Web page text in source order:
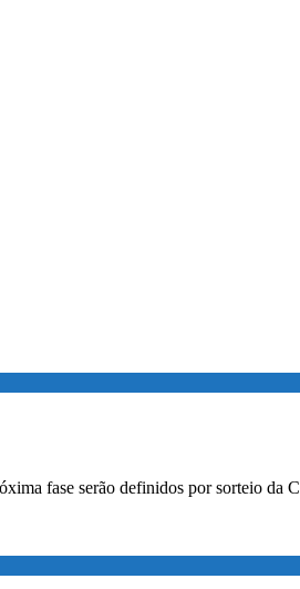
fase serão definidos por sorteio da